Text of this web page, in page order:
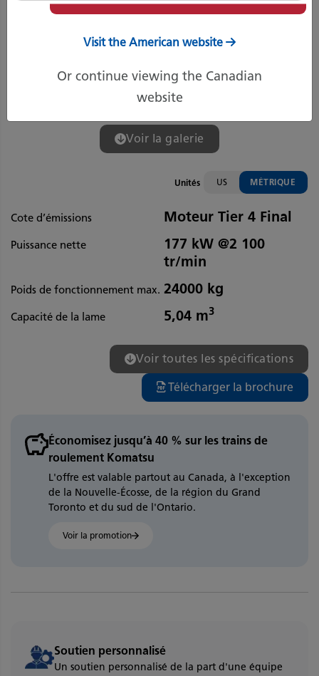
Voir la galerie
Unités US MÉTRIQUE
Cote d’émissions Moteur Tier 4 Final
Puissance nette
177 kW @2 100
tr/min
Poids de fonctionnement max. 24000 kg
Capacité de la lame 5,04 m3
Voir toutes les spécifications
Télécharger la brochure
Économisez jusqu’à 40 % sur les trains de
roulement Komatsu
L'offre est valable partout au Canada, à l'exception
de la Nouvelle-Écosse, de la région du Grand
Toronto et du sud de l'Ontario.
Voir la promotion
Soutien personnalisé
Un soutien personnalisé de la part d'une équipe
Visit the American website
Or continue viewing the Canadian
website